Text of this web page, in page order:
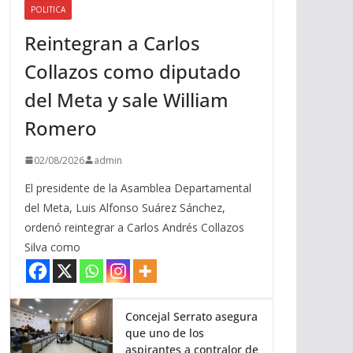
i
b
a
j
o
a
POLITICA
Reintegran a Carlos
Collazos como diputado
del Meta y sale William
Romero
02/08/2026 admin
El presidente de la Asamblea Departamental
del Meta, Luis Alfonso Suárez Sánchez,
ordenó reintegrar a Carlos Andrés Collazos
Silva como
Concejal Serrato asegura
que uno de los
aspirantes a contralor de